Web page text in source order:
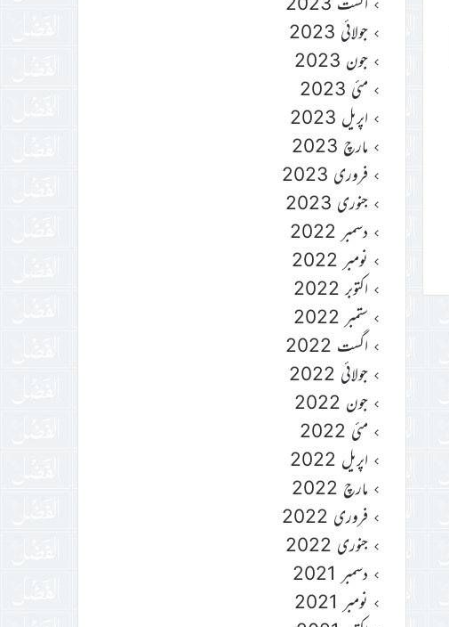
جولائی 2023
جون 2023
مئی 2023
اپریل 2023
مارچ 2023
فروری 2023
جنوری 2023
دسمبر 2022
نومبر 2022
اکتوبر 2022
ستمبر 2022
اگست 2022
جولائی 2022
جون 2022
مئی 2022
اپریل 2022
مارچ 2022
فروری 2022
جنوری 2022
دسمبر 2021
نومبر 2021